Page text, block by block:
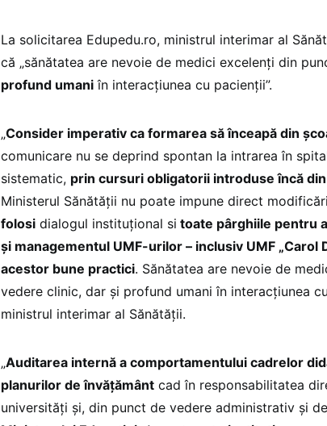
La solicitarea Edupedu.ro, ministrul interimar al
că „sănătatea are nevoie de medici excelenți din
profund umani în interacțiunea cu pacienții”.
„​Consider imperativ ca formarea să înceapă din
comunicare nu se deprind spontan la intrarea în
sistematic, prin cursuri obligatorii introduse încă
Ministerul Sănătății nu poate impune direct
folosi dialogul instituțional si toate pârghiile pentru
și managementul UMF-urilor – inclusiv UMF „Carol
acestor bune practici. Sănătatea are nevoie de
vedere clinic, dar și profund umani în interacțiunea
ministrul interimar al Sănătății.
„Auditarea internă a comportamentului cadrelor
planurilor de învățământ cad în responsabilitatea
universități și, din punct de vedere administrativ și